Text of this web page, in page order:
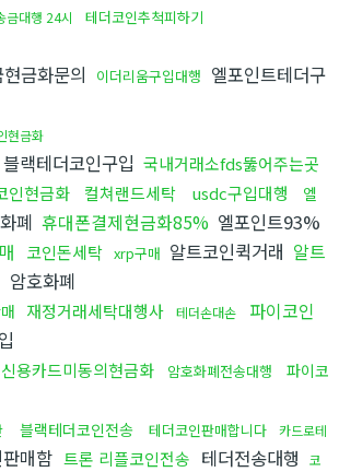
금대행 24시 테더코인추척피하기
금화문의 이더리움구입대행 엘포인트테더구
현금화
블랙테더코인구입 국내거래소fds뚫어주는곳
인현금화 컬쳐랜드세탁 usdc구입대행
엘
폐 휴대폰결제현금화85% 엘포인트93%
코인돈세탁 xrp구매 알트코인퀵거래 알트
암호화폐
재정거래세탁대행사 테더손대손
파이코인
신용카드미동의현금화 암호화폐전송대행
파이코
블랙테더코인전송 테더코인판매합니다
카드로테
매함 트론 리플코인전송 테더전송대행
코